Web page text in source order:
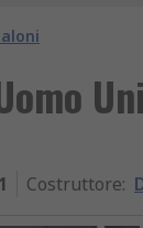
Costruttore: